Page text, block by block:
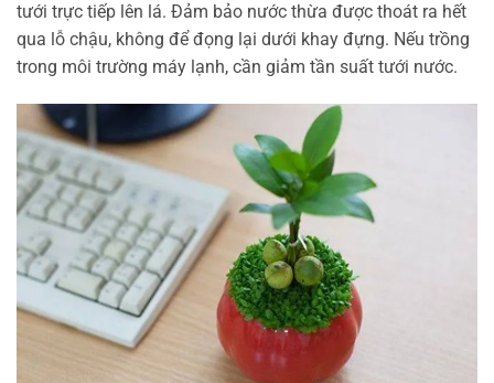
tưới trực tiếp lên lá. Đảm bảo nước thừa được thoát ra hết
qua lỗ chậu, không để đọng lại dưới khay đựng. Nếu trồng
trong môi trường máy lạnh, cần giảm tần suất tưới nước.